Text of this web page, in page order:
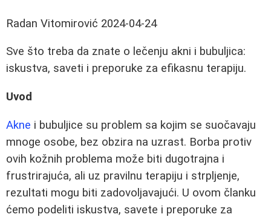
Radan Vitomirović 2024-04-24
Sve što treba da znate o lečenju akni i bubuljica:
iskustva, saveti i preporuke za efikasnu terapiju.
Uvod
Akne i bubuljice su problem sa kojim se suočavaju
mnoge osobe, bez obzira na uzrast. Borba protiv
ovih kožnih problema može biti dugotrajna i
frustrirajuća, ali uz pravilnu terapiju i strpljenje,
rezultati mogu biti zadovoljavajući. U ovom članku
ćemo podeliti iskustva, savete i preporuke za